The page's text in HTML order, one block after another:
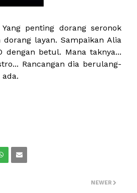
penting dorang seronok
dorang layan. Sampaikan Alia
dengan betul. Mana taknya...
Rancangan dia berulang-
NEWER